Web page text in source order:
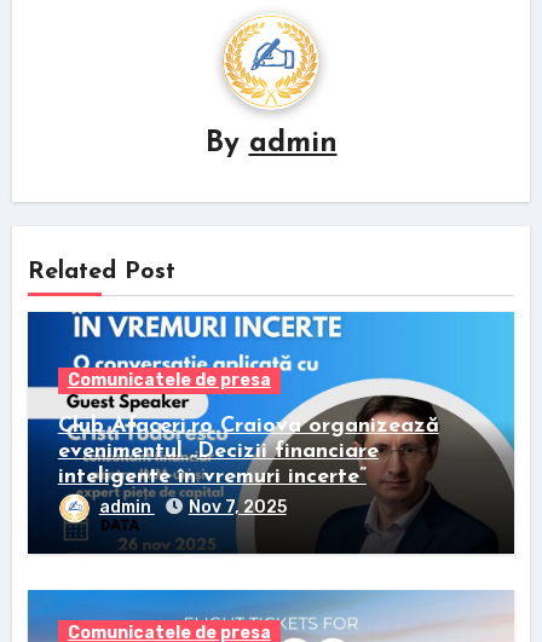
By admin
Related Post
Comunicatele de presa
Club Afaceri.ro Craiova organizează
evenimentul „Decizii financiare
inteligente în vremuri incerte”
admin Nov 7, 2025
Comunicatele de presa